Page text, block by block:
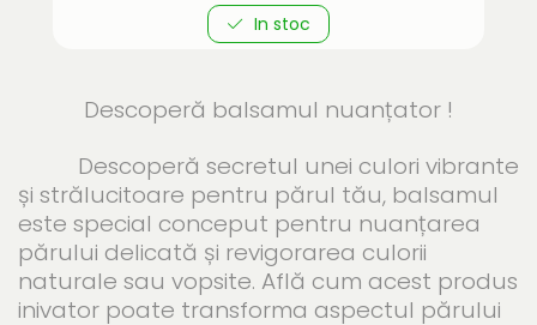
In stoc
Descoperă balsamul nuanțator !
Descoperă secretul unei culori vibrante
și strălucitoare pentru părul tău, balsamul
este special conceput pentru nuanțarea
părului delicată și revigorarea culorii
naturale sau vopsite. Află cum acest produs
inivator poate transforma aspectul părului